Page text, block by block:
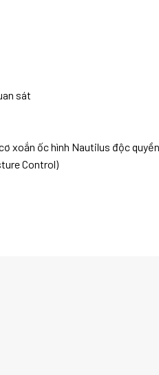
sát
xoắn ốc hình Nautilus độc
Control)